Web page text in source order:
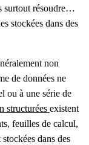
surtout résoudre…
stockées dans des
non
de données ne
ou à une série de
structurées existent
feuilles de calcul,
dans des